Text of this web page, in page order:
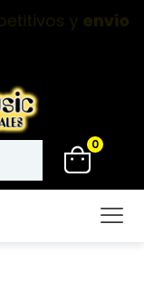
alta calidad